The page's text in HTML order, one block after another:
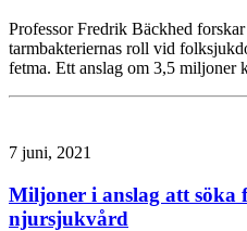
Professor Fredrik Bäckhed
tarmbakteriernas roll vid
fetma. Ett anslag om 3,5
7 juni, 2021
Miljoner i anslag att söka
njursjukvård